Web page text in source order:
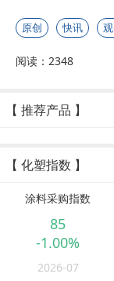
原创 快讯
阅读：2348
【 推荐产品 】
【 化塑指数 】
涂料采购指数
85
-1.00%
2026-07